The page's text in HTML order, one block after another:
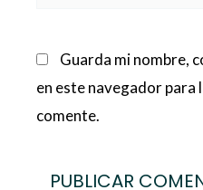
Guarda mi nombre,
en este navegador para
comente.